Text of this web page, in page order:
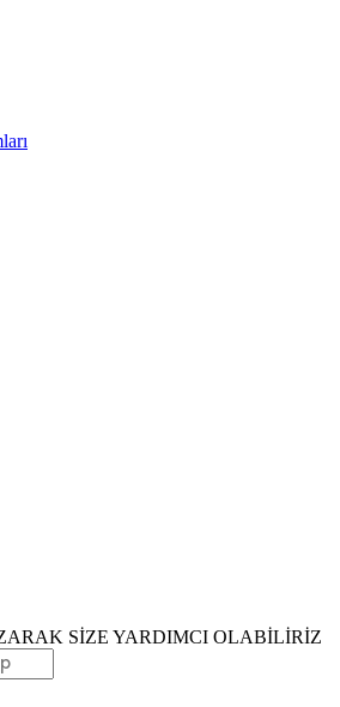
SİZE YARDIMCI OLABİLİRİZ